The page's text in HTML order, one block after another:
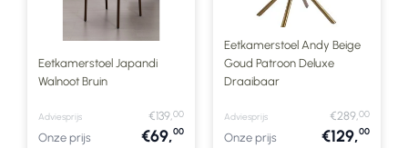
Eetkamerstoel Japandi
Walnoot Bruin
Adviesprijs €139,00
Onze prijs €69,00
Eetkamerstoel Andy Beige
Goud Patroon Deluxe
Draaibaar
Adviesprijs €289,00
Onze prijs €129,00